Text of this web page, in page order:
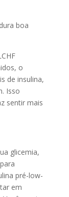
boa
o
de insulina,
Isso
sentir mais
glicemia,
pré-low-
em